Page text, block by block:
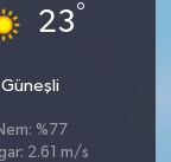
23°
Güneşli
%77
2.61 m/s